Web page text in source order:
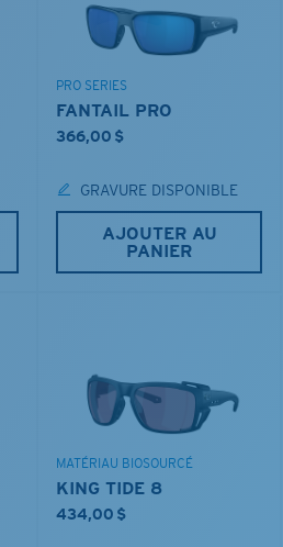
PRO SERIES
FANTAIL PRO
366,00 $
GRAVURE DISPONIBLE
AJOUTER AU
PANIER
MATÉRIAU BIOSOURCÉ
KING TIDE 8
434,00 $